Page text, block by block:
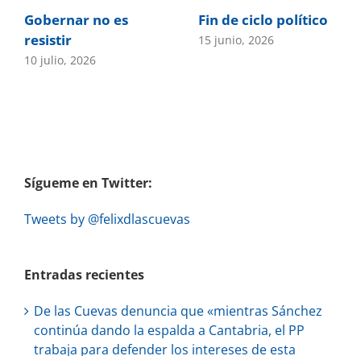
Gobernar no es
resistir
10 julio, 2026
Fin de ciclo político
15 junio, 2026
Sígueme en Twitter:
Tweets by @felixdlascuevas
Entradas recientes
De las Cuevas denuncia que «mientras Sánchez
continúa dando la espalda a Cantabria, el PP
trabaja para defender los intereses de esta